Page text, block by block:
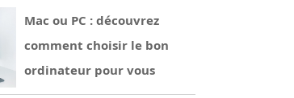
Mac ou PC : découvrez
comment choisir le bon
ordinateur pour vous